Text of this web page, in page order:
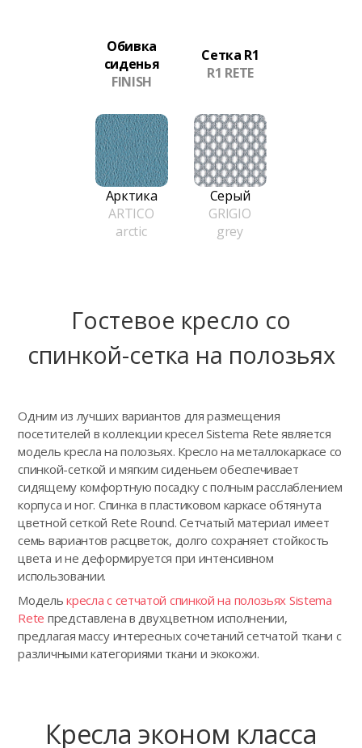
Обивка
сиденья
FINISH
Сетка R1
R1 RETE
Арктика
ARTICO
arctic
Серый
GRIGIO
grey
Гостевое кресло со
спинкой-сетка на полозьях
Одним из лучших вариантов для размещения
посетителей в коллекции кресел Sistema Rete является
модель кресла на полозьях. Кресло на металлокаркасе со
спинкой-сеткой и мягким сиденьем обеспечивает
сидящему комфортную посадку с полным расслаблением
корпуса и ног. Спинка в пластиковом каркасе обтянута
цветной сеткой Rete Round. Сетчатый материал имеет
семь вариантов расцветок, долго сохраняет стойкость
цвета и не деформируется при интенсивном
использовании.
Моделькресла с сетчатой спинкой на полозьях Sistema
Rete представлена в двухцветном исполнении,
предлагая массу интересных сочетаний сетчатой ткани с
различными категориями ткани и экокожи.
Кресла эконом класса